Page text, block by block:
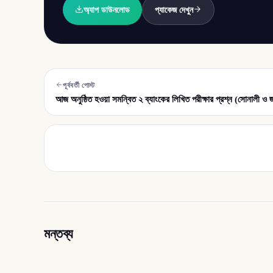
অ্যাপ ডাউনলোড প্যাকেজ দেখুন
পূর্ববর্তী পোস্ট
আজ অনুষ্ঠিত হওয়া সমন্বিত ২ ব্যাংকের লিখিত পরীক্ষার প্রশ্ন (সোনালী ও
মন্তব্য